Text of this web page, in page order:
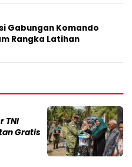
Gabungan Komando
Rangka Latihan
TNI
Gratis